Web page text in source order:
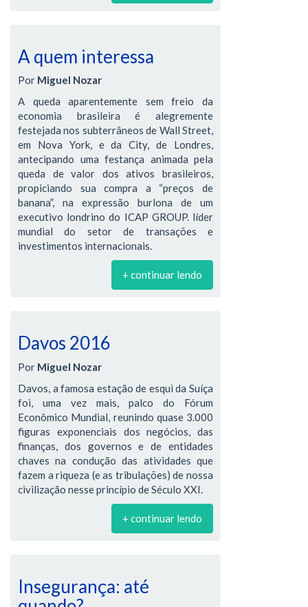
A quem interessa
Por Miguel Nozar
A queda aparentemente sem freio da
economia brasileira é alegremente
festejada nos subterrâneos de Wall Street,
em Nova York, e da City, de Londres,
antecipando uma festança animada pela
queda de valor dos ativos brasileiros,
propiciando sua compra a “preços de
banana”, na expressão burlona de um
executivo londrino do ICAP GROUP. líder
mundial do setor de transações e
investimentos internacionais.
+ continuar lendo
Davos 2016
Por Miguel Nozar
Davos, a famosa estação de esqui da Suíça
foi, uma vez mais, palco do Fórum
Econômico Mundial, reunindo quase 3.000
figuras exponenciais dos negócios, das
finanças, dos governos e de entidades
chaves na condução das atividades que
fazem a riqueza (e as tribulações) de nossa
civilização nesse princípio de Século XXI.
+ continuar lendo
Insegurança: até